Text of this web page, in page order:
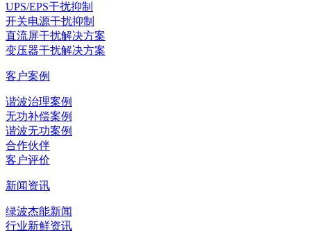
UPS/EPS干扰抑制
开关电源干扰抑制
直流屏干扰解决方案
变压器干扰解决方案
客户案例
谐波治理案例
无功补偿案例
谐波无功案例
合作伙伴
客户评价
新闻资讯
绿波杰能新闻
行业新鲜资讯